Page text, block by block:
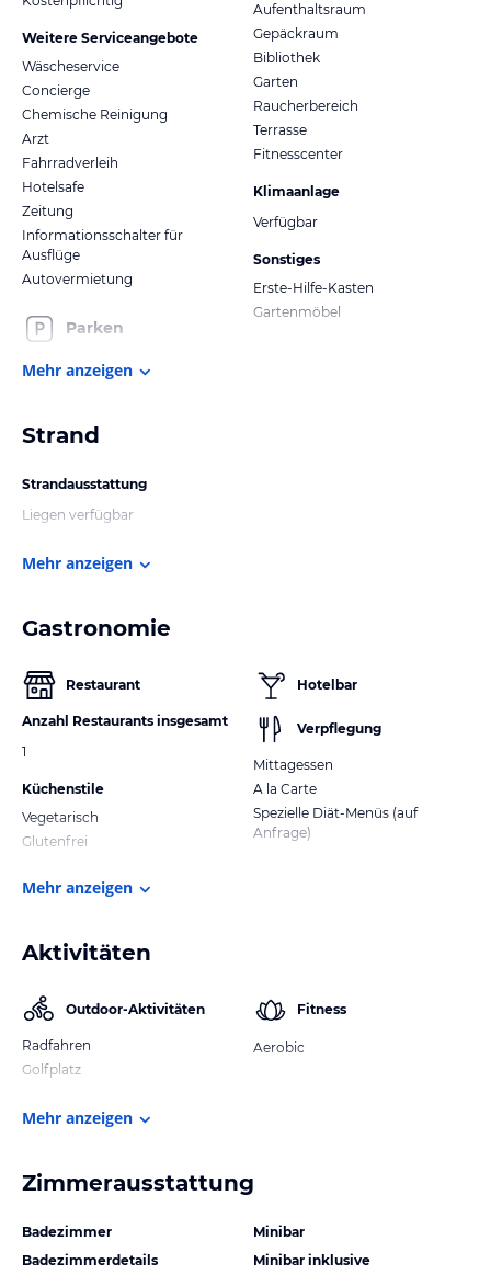
Weitere Serviceangebote
Wäscheservice
Concierge
Chemische Reinigung
Arzt
Fahrradverleih
Hotelsafe
Zeitung
Informationsschalter für
Ausflüge
Autovermietung
Parken
Aufenthaltsraum
Gepäckraum
Bibliothek
Garten
Raucherbereich
Terrasse
Fitnesscenter
Klimaanlage
Verfügbar
Sonstiges
Erste-Hilfe-Kasten
Gartenmöbel
Mehr anzeigen
Strand
Strandausstattung
Liegen verfügbar
Mehr anzeigen
Gastronomie
Restaurant
Anzahl Restaurants insgesamt
1
Küchenstile
Vegetarisch
Glutenfrei
Hotelbar
Verpflegung
Mittagessen
A la Carte
Spezielle Diät-Menüs (auf
Anfrage)
Mehr anzeigen
Aktivitäten
Outdoor-Aktivitäten
Radfahren
Golfplatz
Fitness
Aerobic
Mehr anzeigen
Zimmerausstattung
Badezimmer
Badezimmerdetails
Minibar
Minibar inklusive